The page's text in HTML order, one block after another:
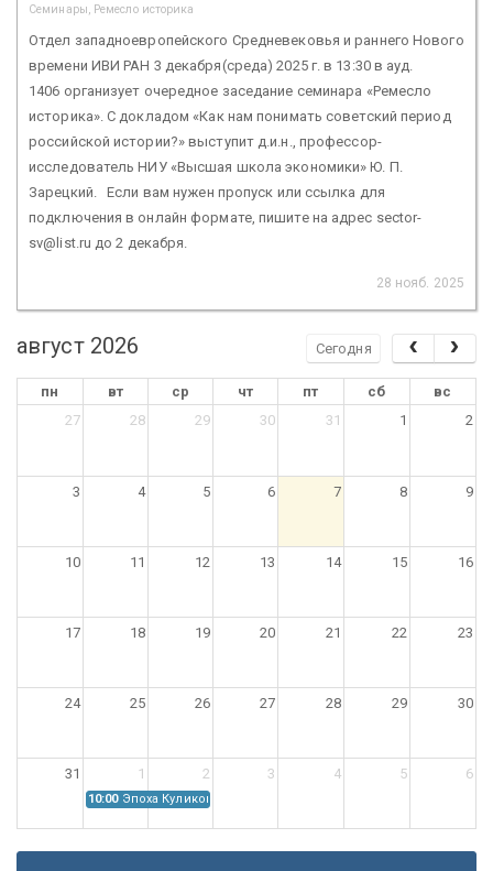
Семинары, Ремесло историка
Отдел западноевропейского Средневековья и раннего Нового
времени ИВИ РАН 3 декабря(среда) 2025 г. в 13:30 в ауд.
1406 организует очередное заседание семинара «Ремесло
историка». С докладом «Как нам понимать советский период
российской истории?» выступит д.и.н., профессор-
исследователь НИУ «Высшая школа экономики» Ю. П.
Зарецкий. Если вам нужен пропуск или ссылка для
подключения в онлайн формате, пишите на адрес sector-
sv@list.ru до 2 декабря.
28 нояб. 2025
август 2026 Сегодня
пн вт ср чт пт сб
вс
27
28 29 30 31 1 2
3 4 5 6 7 8 9
10 11 12 13 14 15 16
17 18 19 20 21 22 23
24 25 26 27 28 29 30
31 1 2 3 4 5 6
10:00 Эпоха Куликовской битвы: Проблемы источниковедения